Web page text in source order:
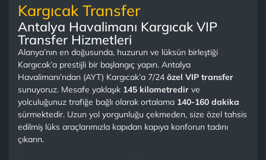
Kargıcak Transfer
Antalya Havalimanı Kargıcak VIP
Transfer Hizmetleri
Alanya’nın en doğusunda, huzurun ve lüksün birleştiği
Kargıcak’a prestijli bir başlangıç yapın. Antalya
Havalimanı’ndan (AYT) Kargıcak’a 7/24özel VIP transfer
sunuyoruz. Mesafe yaklaşık 145 kilometredir ve
yolculuğunuz trafiğe bağlı olarak ortalama 140-160 dakika
sürmektedir. Uzun yol yorgunluğu çekmeden, size özel tahsis
edilmiş lüks araçlarımızla kapıdan kapıya konforun tadını
çıkarın.